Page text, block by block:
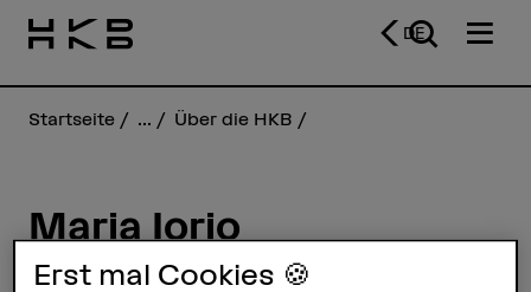
DE
Startseite ... Über die HKB
Maria Iorio
Erst mal Cookies 🍪